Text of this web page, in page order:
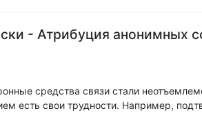
экспертиза
Экономическая экспертиза
экспертиза
- Атрибуция анонимных
средства связи стали
есть свои трудности. Например,